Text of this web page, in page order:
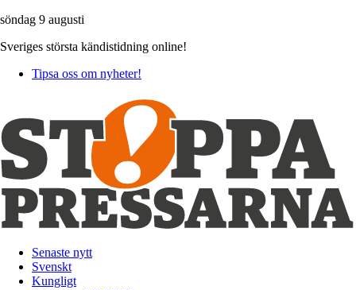
söndag 9 augusti
Sveriges största kändistidning online!
Tipsa oss om nyheter!
Senaste nytt
Svenskt
Kungligt